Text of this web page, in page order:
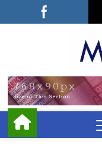
Facebook
LinkedIn